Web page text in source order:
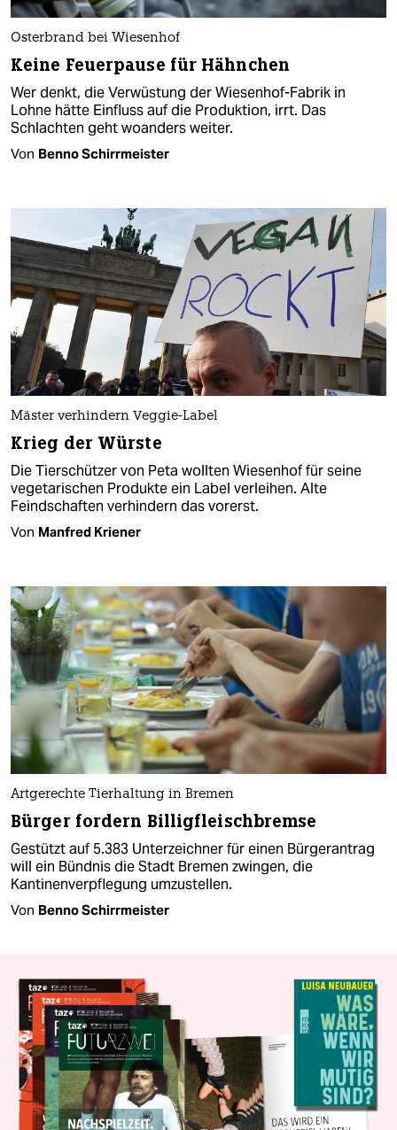
Osterbrand bei Wiesenhof
Keine Feuerpause für Hähnchen
Wer denkt, die Verwüstung der Wiesenhof-Fabrik in
Lohne hätte Einfluss auf die Produktion, irrt. Das
Schlachten geht woanders weiter.
Von Benno Schirrmeister
Mäster verhindern Veggie-Label
Krieg der Würste
Die Tierschützer von Peta wollten Wiesenhof für seine
vegetarischen Produkte ein Label verleihen. Alte
Feindschaften verhindern das vorerst.
Von Manfred Kriener
Artgerechte Tierhaltung in Bremen
Bürger fordern Billigfleischbremse
Gestützt auf 5.383 Unterzeichner für einen Bürgerantrag
will ein Bündnis die Stadt Bremen zwingen, die
Kantinenverpflegung umzustellen.
Von Benno Schirrmeister